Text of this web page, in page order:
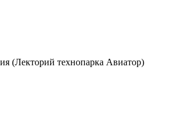
(Лекторий технопарка Авиатор)